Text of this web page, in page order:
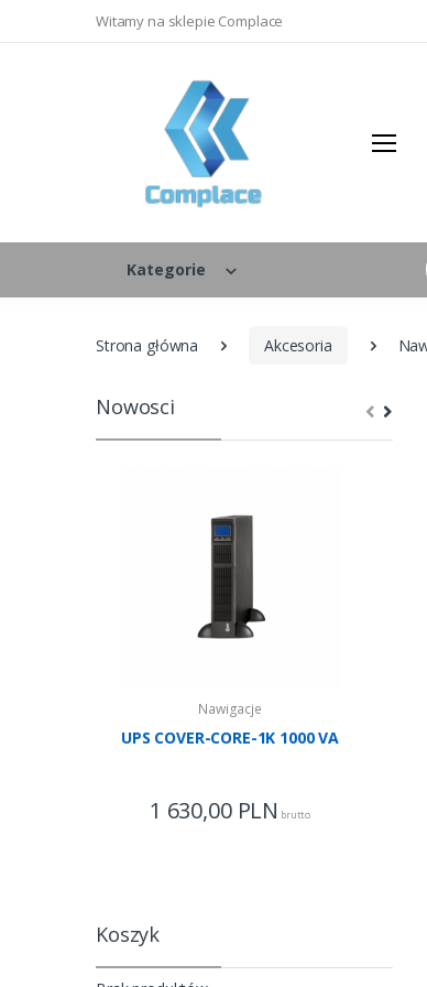
Witamy na sklepie Complace
Kategorie
Strona główna Akcesoria
Nowosci
Nawigacje
UPS COVER-CORE-1K 1000 VA
1 630,00 PLN brutto
Koszyk